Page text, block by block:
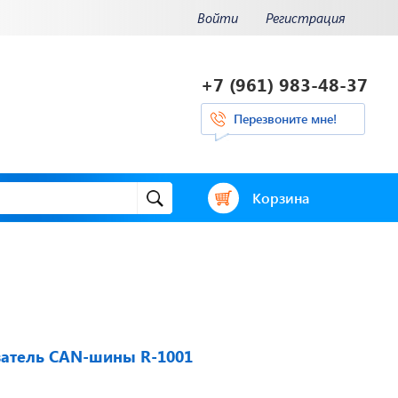
Войти Регистрация
+7 (961) 983-48-37
Перезвоните мне!
Корзина
вопросы
CAN-шины R-1001